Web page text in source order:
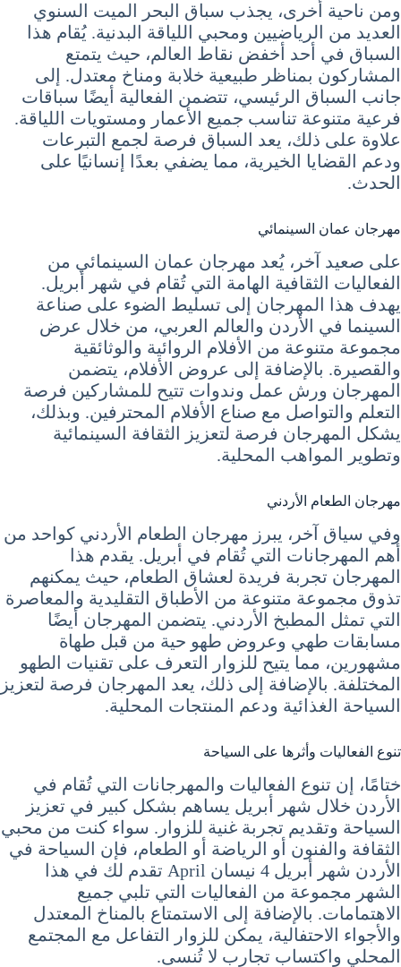
ومن ناحية أخرى، يجذب سباق البحر الميت السنوي
العديد من الرياضيين ومحبي اللياقة البدنية. يُقام هذا
السباق في أحد أخفض نقاط العالم، حيث يتمتع
المشاركون بمناظر طبيعية خلابة ومناخ معتدل. إلى
جانب السباق الرئيسي، تتضمن الفعالية أيضًا سباقات
فرعية متنوعة تناسب جميع الأعمار ومستويات اللياقة.
علاوة على ذلك، يعد السباق فرصة لجمع التبرعات
ودعم القضايا الخيرية، مما يضفي بعدًا إنسانيًا على
الحدث.
مهرجان عمان السينمائي
على صعيد آخر، يُعد مهرجان عمان السينمائي من
الفعاليات الثقافية الهامة التي تُقام في شهر أبريل.
يهدف هذا المهرجان إلى تسليط الضوء على صناعة
السينما في الأردن والعالم العربي، من خلال عرض
مجموعة متنوعة من الأفلام الروائية والوثائقية
والقصيرة. بالإضافة إلى عروض الأفلام، يتضمن
المهرجان ورش عمل وندوات تتيح للمشاركين فرصة
التعلم والتواصل مع صناع الأفلام المحترفين. وبذلك،
يشكل المهرجان فرصة لتعزيز الثقافة السينمائية
وتطوير المواهب المحلية.
مهرجان الطعام الأردني
وفي سياق آخر، يبرز مهرجان الطعام الأردني كواحد من
أهم المهرجانات التي تُقام في أبريل. يقدم هذا
المهرجان تجربة فريدة لعشاق الطعام، حيث يمكنهم
تذوق مجموعة متنوعة من الأطباق التقليدية والمعاصرة
التي تمثل المطبخ الأردني. يتضمن المهرجان أيضًا
مسابقات طهي وعروض طهو حية من قبل طهاة
مشهورين، مما يتيح للزوار التعرف على تقنيات الطهو
المختلفة. بالإضافة إلى ذلك، يعد المهرجان فرصة لتعزيز
السياحة الغذائية ودعم المنتجات المحلية.
تنوع الفعاليات وأثرها على السياحة
ختامًا، إن تنوع الفعاليات والمهرجانات التي تُقام في
الأردن خلال شهر أبريل يساهم بشكل كبير في تعزيز
السياحة وتقديم تجربة غنية للزوار. سواء كنت من محبي
الثقافة والفنون أو الرياضة أو الطعام، فإن السياحة في
الأردن شهر أبريل 4 نيسان April تقدم لك في هذا
الشهر مجموعة من الفعاليات التي تلبي جميع
الاهتمامات. بالإضافة إلى الاستمتاع بالمناخ المعتدل
والأجواء الاحتفالية، يمكن للزوار التفاعل مع المجتمع
المحلي واكتساب تجارب لا تُنسى.